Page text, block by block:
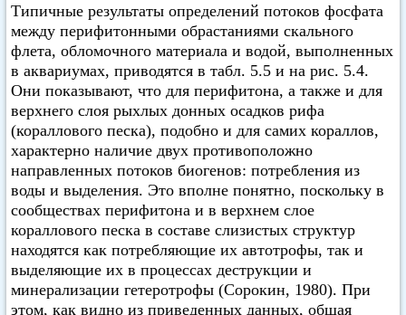
Типичные результаты определений потоков фосфата
между перифитонными обрастаниями скального
флета, обломочного материала и водой, выполненных
в аквариумах, приводятся в табл. 5.5 и на рис. 5.4.
Они показывают, что для перифитона, а также и для
верхнего слоя рыхлых донных осадков рифа
(кораллового песка), подобно и для самих кораллов,
характерно наличие двух противоположно
направленных потоков биогенов: потребления из
воды и выделения. Это вполне понятно, поскольку в
сообществах перифитона и в верхнем слое
кораллового песка в составе слизистых структур
находятся как потребляющие их автотрофы, так и
выделяющие их в процессах деструкции и
минерализации гетеротрофы (Сорокин, 1980). При
этом, как видно из приведенных данных, общая